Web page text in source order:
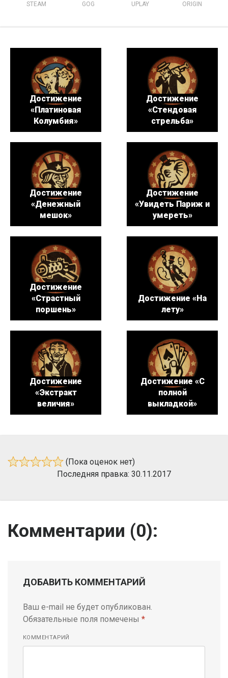
STEAM GOG UPLAY ORIGIN
Достижение
«Платиновая
Колумбия»
Достижение
«Стендовая
стрельба»
Достижение
«Денежный
мешок»
Достижение
«Увидеть Париж и
умереть»
Достижение
«Страстный
поршень»
Достижение «На
лету»
Достижение
«Экстракт
величия»
Достижение «С
полной
выкладкой»
(Пока оценок нет)
Последняя правка: 30.11.2017
Комментарии (0):
ДОБАВИТЬ КОММЕНТАРИЙ
Ваш e-mail не будет опубликован.
Обязательные поля помечены *
КОММЕНТАРИЙ